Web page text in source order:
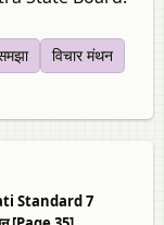
विचार मंथन
Standard 7